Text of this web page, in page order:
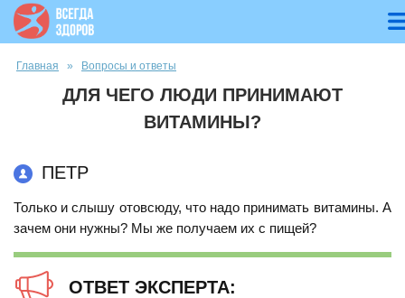
Вы здесь
Главная » Вопросы и ответы
ДЛЯ ЧЕГО ЛЮДИ ПРИНИМАЮТ
ВИТАМИНЫ?
ПЕТР
Только и слышу отовсюду, что надо принимать витамины. А
зачем они нужны? Мы же получаем их с пищей?
ОТВЕТ ЭКСПЕРТА: